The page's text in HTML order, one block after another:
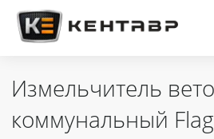
Измельчитель
коммунальный